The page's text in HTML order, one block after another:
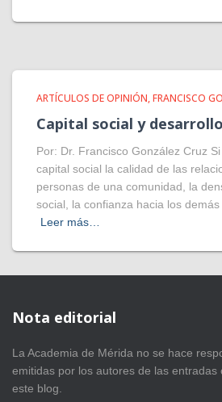
ARTÍCULOS DE OPINIÓN FRANCISCO
Capital social y
Por: Dr. Francisco González Cruz
capital social la calidad de las
personas de una comunidad, la
social, la confianza hacia los
Leer más…
Nota editorial
La Academia de Mérida no se hace
emitidas por los autores de las entradas
este blog.